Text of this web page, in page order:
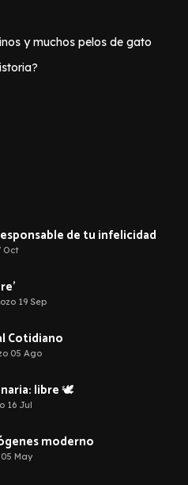
y muchos pelos de gato
de tu infelicidad
Oct
19 Sep
Cotidiano
05 Ago
libre 🕊️
16 Jul
moderno
May